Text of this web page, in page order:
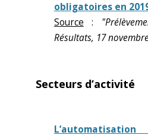
obligatoires en
Source :
Résultats, 17
Secteurs d’activité